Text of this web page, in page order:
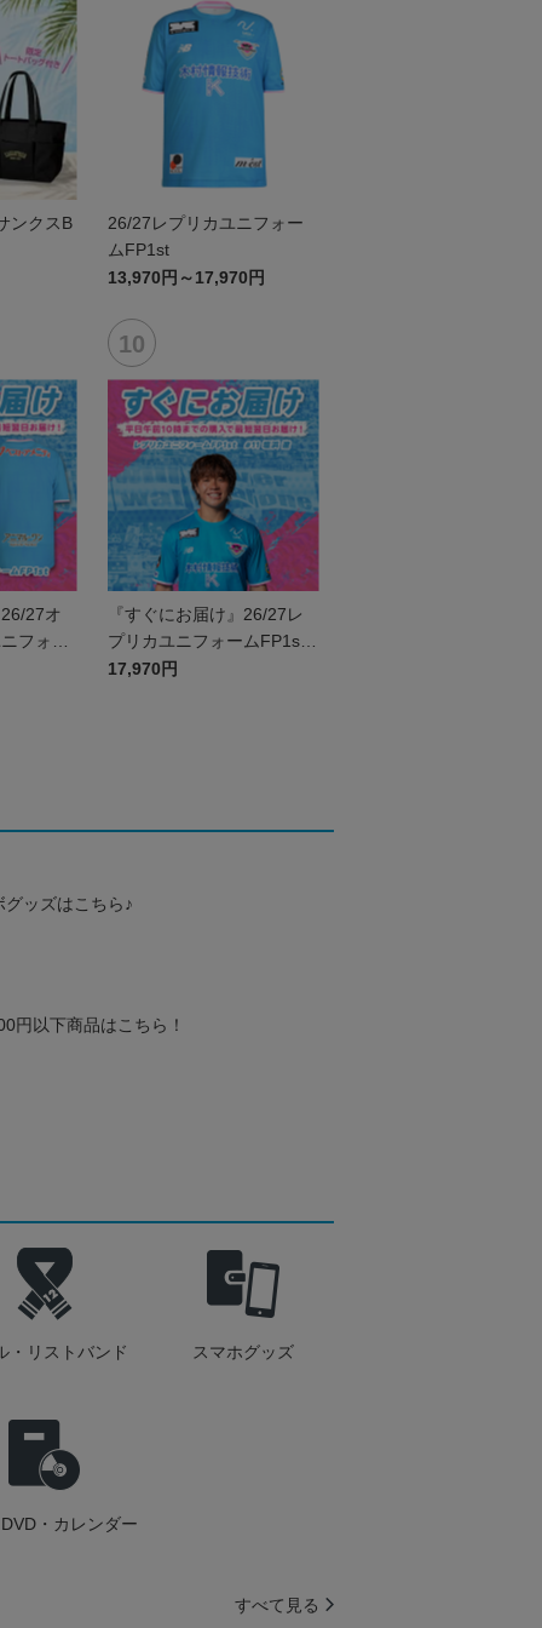
ンクスB
26/27レプリカユニフォー
ムFP1st
13,970円～17,970円
27オ
フォー
『すぐにお届け』26/27レ
プリカユニフォームFP1st
No.11 塩浜 遼
17,970円
ッズはこちら♪
円以下商品はこちら！
・リストバンド スマホグッズ
・カレンダー
すべて見る